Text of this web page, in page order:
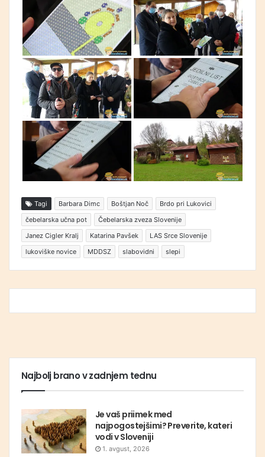
Tagi Barbara Dimc Boštjan Noč
Brdo pri Lukovici
čebelarska učna pot
Čebelarska zveza Slovenije
Janez Cigler Kralj
Katarina Pavšek
LAS Srce Slovenije
lukoviške novice
MDDSZ slabovidni slepi
Najbolj brano v zadnjem tednu
Je vaš priimek med
najpogostejšimi? Preverite, kateri
vodi v Sloveniji
1. avgust, 2026